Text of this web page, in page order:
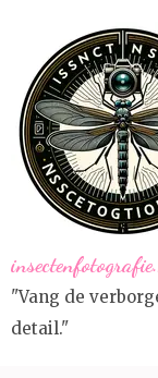
inhoud
(druk
op
Enter)
"Vang de
detail."